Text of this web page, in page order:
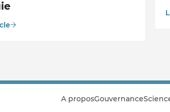
A proposGouvernance